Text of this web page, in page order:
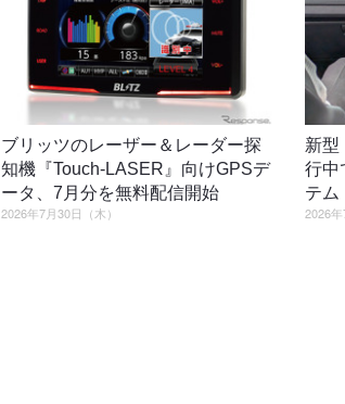
ブリッツのレーザー＆レーダー探
知機『Touch-LASER』向けGPSデ
ータ、7月分を無料配信開始
2026年7月30日（木）
新型
行中
テム
2026年